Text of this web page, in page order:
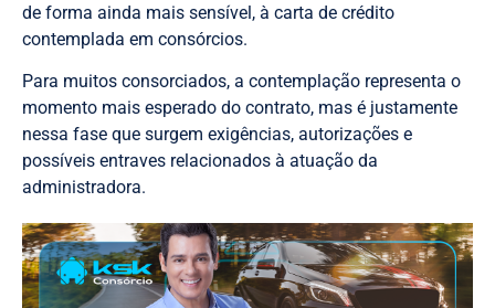
de forma ainda mais sensível, à carta de crédito
contemplada em consórcios.
Para muitos consorciados, a contemplação representa o
momento mais esperado do contrato, mas é justamente
nessa fase que surgem exigências, autorizações e
possíveis entraves relacionados à atuação da
administradora.